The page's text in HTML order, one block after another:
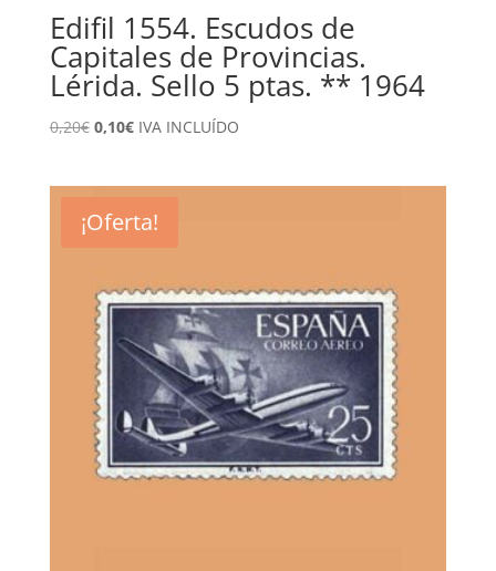
Edifil 1554. Escudos de
Capitales de Provincias.
Lérida. Sello 5 ptas. ** 1964
0,20€ El
0,20€.
0,10€El
0,10€.
IVA INCLUÍDO
¡Oferta!